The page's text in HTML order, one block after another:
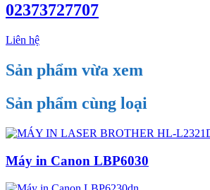
02373727707
Liên hệ
Sản phẩm vừa xem
Sản phẩm cùng loại
Máy in Canon LBP6030